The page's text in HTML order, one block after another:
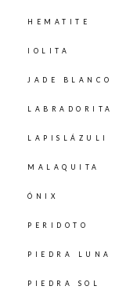
HEMATITE
IOLITA
JADE BLANCO
LABRADORITA
LAPISLÁZULI
MALAQUITA
ÓNIX
PERIDOTO
PIEDRA LUNA
PIEDRA SOL